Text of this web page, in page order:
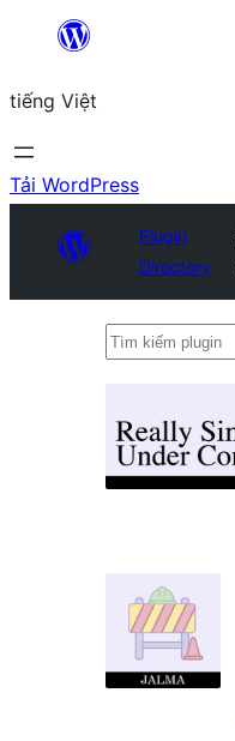
Chuyển
phần
nội
dung
tiếng Việt
Tải WordPress
Plugin
Directory
Tìm